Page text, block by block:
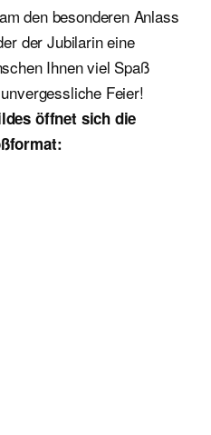
den besonderen Anlass
der Jubilarin eine
Ihnen viel Spaß
Feier!
öffnet sich die